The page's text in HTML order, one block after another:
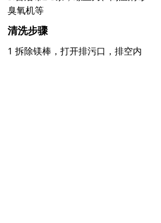
臭氧机等
清洗步骤
1 拆除镁棒，打开排污口，排空内